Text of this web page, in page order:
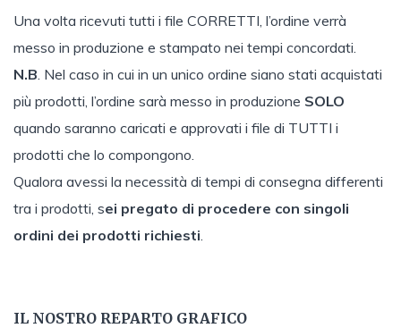
Una volta ricevuti tutti i file CORRETTI, l’ordine verrà
messo in produzione e stampato nei tempi concordati.
N.B . Nel caso in cui in un unico ordine siano stati acquistati
più prodotti, l’ordine sarà messo in produzione SOLO
quando saranno caricati e approvati i file di TUTTI i
prodotti che lo compongono.
Qualora avessi la necessità di tempi di consegna differenti
tra i prodotti, sei pregato di procedere con singoli
ordini dei prodotti richiesti
IL NOSTRO REPARTO GRAFICO